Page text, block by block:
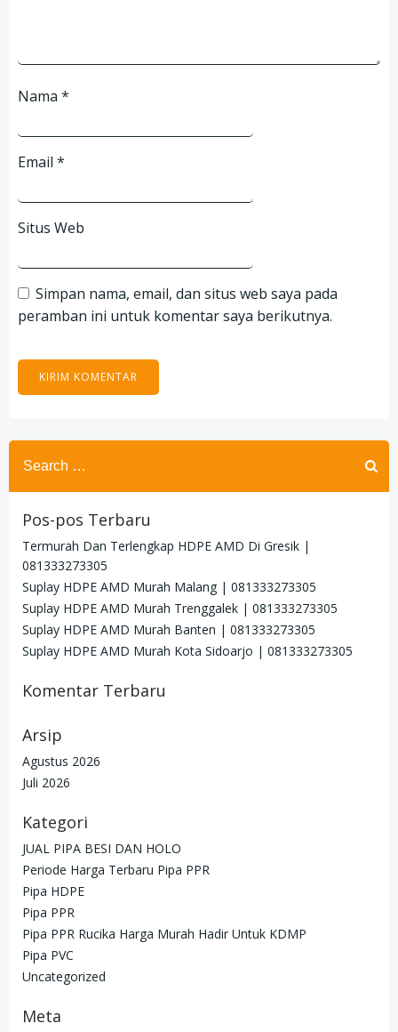
Nama *
Email *
Situs Web
Simpan nama, email, dan situs web saya pada
peramban ini untuk komentar saya berikutnya.
Search
for:
Pos-pos Terbaru
Termurah Dan Terlengkap HDPE AMD Di Gresik |
081333273305
Suplay HDPE AMD Murah Malang | 081333273305
Suplay HDPE AMD Murah Trenggalek | 081333273305
Suplay HDPE AMD Murah Banten | 081333273305
Suplay HDPE AMD Murah Kota Sidoarjo | 081333273305
Komentar Terbaru
Arsip
Agustus 2026
Juli 2026
Kategori
JUAL PIPA BESI DAN HOLO
Periode Harga Terbaru Pipa PPR
Pipa HDPE
Pipa PPR
Pipa PPR Rucika Harga Murah Hadir Untuk KDMP
Pipa PVC
Uncategorized
Meta